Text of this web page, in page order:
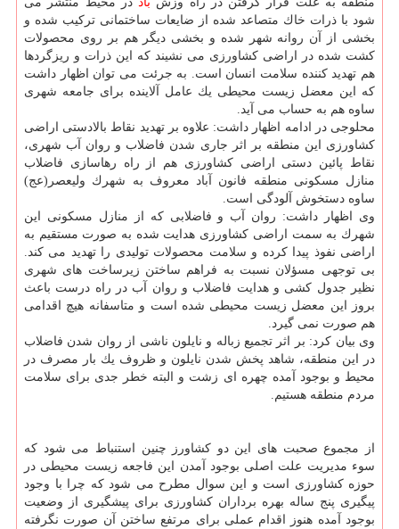
شود با ذرات خاك متصاعد شده از ضایعات ساختمانی تركیب شده و
بخشی از آن روانه شهر شده و بخشی دیگر هم بر روی محصولات
كشت شده در اراضی كشاورزی می نشیند كه این ذرات و ریزگردها
هم تهدید كننده سلامت انسان است. به جرئت می توان اظهار داشت
كه این معضل زیست محیطی یك عامل آلاینده برای جامعه شهری
ساوه هم به حساب می آید.
محلوجی در ادامه اظهار داشت: علاوه بر تهدید نقاط بالادستی اراضی
كشاورزی این منطقه بر اثر جاری شدن فاضلاب و روان آب شهری،
نقاط پائین دستی اراضی كشاورزی هم از راه رهاسازی فاضلاب
منازل مسكونی منطقه فانون آباد معروف به شهرك ولیعصر(عج)
ساوه دستخوش آلودگی است.
وی اظهار داشت: روان آب و فاضلابی كه از منازل مسكونی این
شهرك به سمت اراضی كشاورزی هدایت شده به صورت مستقیم به
اراضی نفوذ پیدا كرده و سلامت محصولات تولیدی را تهدید می كند.
بی توجهی مسؤلان نسبت به فراهم ساختن زیرساخت های شهری
نظیر جدول كشی و هدایت فاضلاب و روان آب در راه درست باعث
بروز این معضل زیست محیطی شده است و متاسفانه هیچ اقدامی
هم صورت نمی گیرد.
وی بیان كرد: بر اثر تجمیع زباله و نایلون ناشی از روان شدن فاضلاب
در این منطقه، شاهد پخش شدن نایلون و ظروف یك بار مصرف در
محیط و بوجود آمده چهره ای زشت و البته خطر جدی برای سلامت
مردم منطقه هستیم.
از مجموع صحبت های این دو كشاورز چنین استنباط می شود كه
سوء مدیریت علت اصلی بوجود آمدن این فاجعه زیست محیطی در
حوزه كشاورزی است و این سوال مطرح می شود كه چرا با وجود
پیگیری پنج ساله بهره برداران كشاورزی برای پیشگیری از وضعیت
بوجود آمده هنوز اقدام عملی برای مرتفع ساختن آن صورت نگرفته